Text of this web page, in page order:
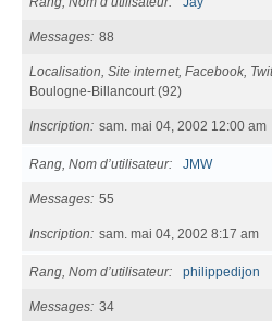
Messages 88
Localisation, Site internet, Facebook,
Boulogne-Billancourt (92)
Inscription sam. mai 04, 2002 12:00 am
Rang, Nom d’utilisateur JMW
Messages 55
Inscription sam. mai 04, 2002 8:17 am
Rang, Nom d’utilisateur philippedijon
Messages 34